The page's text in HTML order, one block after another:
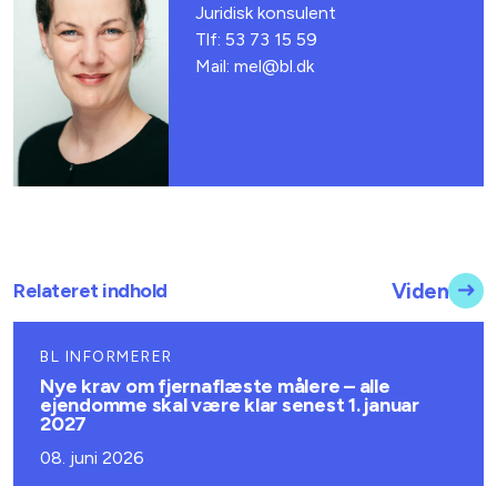
Juridisk konsulent
Tlf: 53 73 15 59
Mail: mel@bl.dk
Relateret indhold Viden
BL INFORMERER
Nye krav om fjernaflæste målere – alle
ejendomme skal være klar senest 1. januar
2027
08. juni 2026